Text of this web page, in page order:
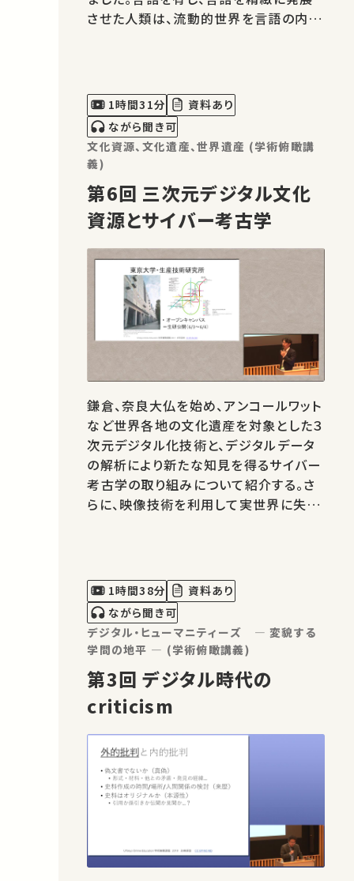
させた人類は、流動的世界を言語の内部
いとなみは、以前に比して、はるかに先鋭
的なかたちで現れつつあります。…
1時間31分
資料あり
ながら聞き可
文化資源、文化遺産、世界遺産 (学術俯瞰講
義)
第6回 三次元デジタル文化
資源とサイバー考古学
鎌倉、奈良大仏を始め、アンコールワット
など世界各地の文化遺産を対象とした３
次元デジタル化技術と、デジタルデータ
の解析により新たな知見を得るサイバー
考古学の取り組みについて紹介する。さ
らに、映像技術を利用して実世界に失わ
1時間38分
資料あり
ながら聞き可
デジタル・ヒューマニティーズ ― 変貌する
学問の地平 ― (学術俯瞰講義)
第3回 デジタル時代の
criticism